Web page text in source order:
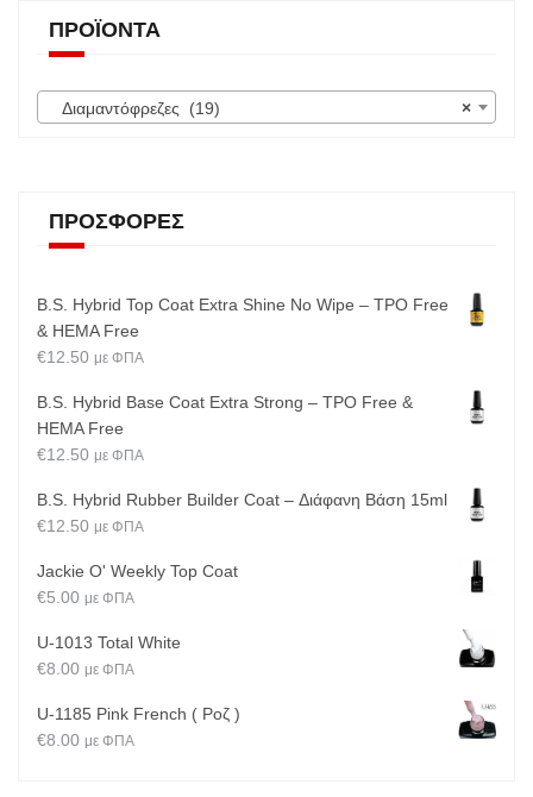
ΠΡΟΪΌΝΤΑ
×
Διαμαντόφρεζες (19)
ΠΡΟΣΦΟΡΈΣ
B.S. Hybrid Top Coat Extra Shine No Wipe – TPO Free
& HEMA Free
€12.50 με ΦΠΑ
B.S. Hybrid Base Coat Extra Strong – TPO Free &
HEMA Free
€12.50 με ΦΠΑ
B.S. Hybrid Rubber Builder Coat – Διάφανη Βάση 15ml
€12.50 με ΦΠΑ
Jackie O' Weekly Top Coat
€5.00 με ΦΠΑ
U-1013 Total White
€8.00 με ΦΠΑ
U-1185 Pink French ( Ροζ )
€8.00 με ΦΠΑ